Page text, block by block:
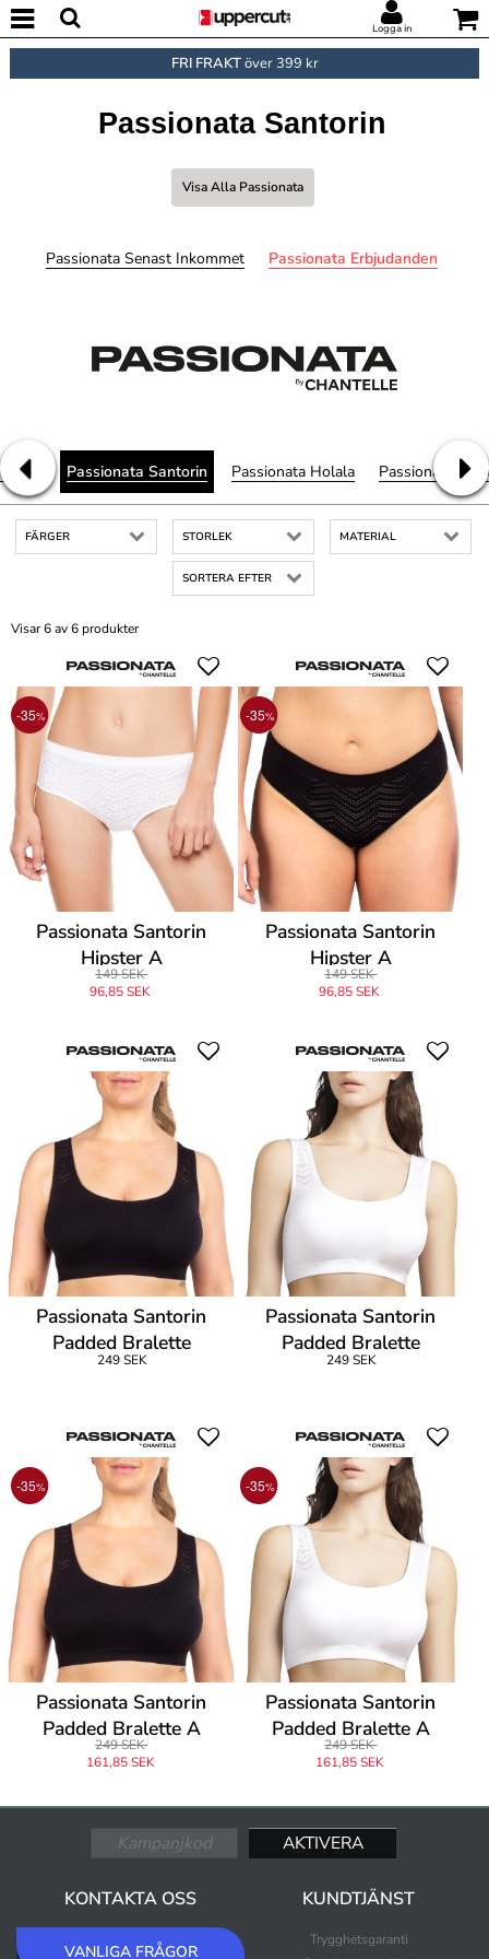
Logga in
FRI FRAKTöver 399 kr
Passionata Santorin
Visa Alla Passionata
Passionata Senast Inkommet Passionata Erbjudanden
Passionata Santorin Passionata Holala Passionata
FÄRGER STORLEK MATERIAL
SORTERA EFTER
Visar 6 av 6 produkter
-35%
Passionata Santorin
Hipster A
149 SEK
96,85 SEK
-35%
Passionata Santorin
Hipster A
149 SEK
96,85 SEK
Passionata Santorin
Padded Bralette
249 SEK
Passionata Santorin
Padded Bralette
249 SEK
-35%
Passionata Santorin
Padded Bralette A
249 SEK
161,85 SEK
-35%
Passionata Santorin
Padded Bralette A
249 SEK
161,85 SEK
KONTAKTA OSS
VANLIGA FRÅGOR
KUNDTJÄNST
Trygghetsgaranti